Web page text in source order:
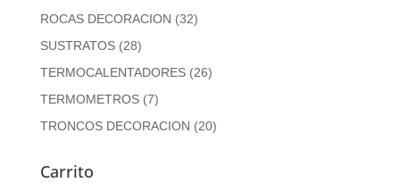
ROCAS DECORACION (32)
SUSTRATOS (28)
TERMOCALENTADORES (26)
TERMOMETROS (7)
TRONCOS DECORACION (20)
Carrito